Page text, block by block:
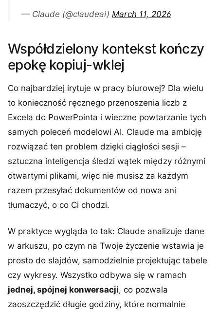
— Claude (@claudeai) March 11, 2026
Współdzielony kontekst kończy
epokę kopiuj-wklej
Co najbardziej irytuje w pracy biurowej? Dla wielu
to konieczność ręcznego przenoszenia liczb z
Excela do PowerPointa i wieczne powtarzanie tych
samych poleceń modelowi AI. Claude ma ambicję
rozwiązać ten problem dzięki ciągłości sesji –
sztuczna inteligencja śledzi wątek między różnymi
otwartymi plikami, więc nie musisz za każdym
razem przesyłać dokumentów od nowa ani
tłumaczyć, o co Ci chodzi.
W praktyce wygląda to tak: Claude analizuje dane
w arkuszu, po czym na Twoje życzenie wstawia je
prosto do slajdów, samodzielnie projektując tabele
czy wykresy. Wszystko odbywa się w ramach
jednej, spójnej konwersacji, co pozwala
zaoszczędzić długie godziny, które normalnie